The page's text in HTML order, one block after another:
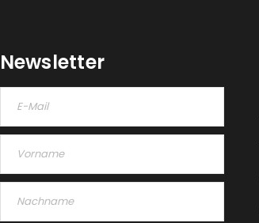
Newsletter